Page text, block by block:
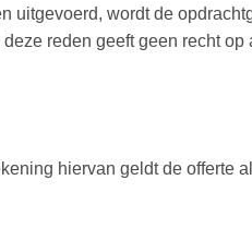
uitgevoerd, wordt de
reden geeft geen recht op
hiervan geldt de offerte